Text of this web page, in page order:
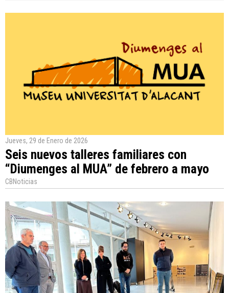
Jueves, 29 de Enero de 2026
Seis nuevos talleres familiares con
“Diumenges al MUA” de febrero a mayo
CBNoticias